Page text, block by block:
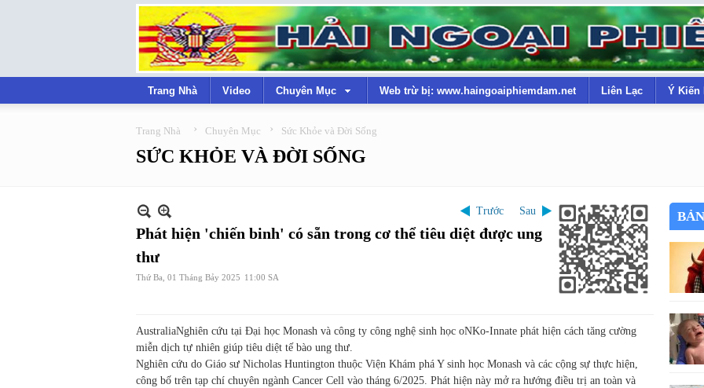
Trang Nhà Video Chuyên Mục Web trừ bị: www.haingoaiphiemdam.net Liên Lạc Ý Kiến
Trang Nhà › Chuyên Mục › Sức Khỏe và Đời Sống
SỨC KHỎE VÀ ĐỜI SỐNG
Trước Sau
Phát hiện 'chiến binh' có sẵn trong cơ thể tiêu diệt được ung
thư
Thứ Ba, 01 Tháng Bảy 2025 11:00 SA
AustraliaNghiên cứu tại Đại học Monash và công ty công nghệ sinh học oNKo-Innate phát hiện cách tăng cường
miễn dịch tự nhiên giúp tiêu diệt tế bào ung thư.
Nghiên cứu do Giáo sư Nicholas Huntington thuộc Viện Khám phá Y sinh học Monash và các cộng sự thực hiện,
công bố trên tạp chí chuyên ngành Cancer Cell vào tháng 6/2025. Phát hiện này mở ra hướng điều trị an toàn và